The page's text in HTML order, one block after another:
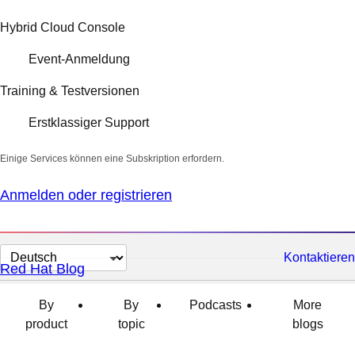
Hybrid Cloud Console
Event-Anmeldung
Training & Testversionen
Erstklassiger Support
Einige Services können eine Subskription erfordern.
Anmelden oder registrieren
Sprache
auswählen
Kontaktieren
Red Hat Blog
By
product
By
topic
Podcasts
More
blogs